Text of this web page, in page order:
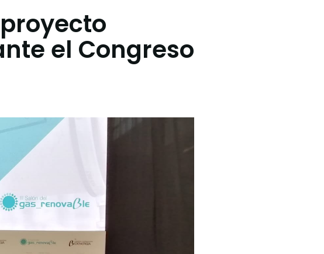
el Congreso